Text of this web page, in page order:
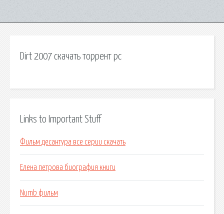
Dirt 2007 скачать торрент pc
Links to Important Stuff
Фильм десантура все серии скачать
Елена петрова биография книги
Numb фильм